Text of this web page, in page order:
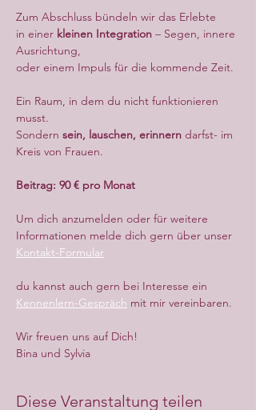
Zum Abschluss bündeln wir das Erlebte
in einer kleinen Integration – Segen, innere
Ausrichtung,
oder einem Impuls für die kommende Zeit.
Ein Raum, in dem du nicht funktionieren
musst.
Sondern sein, lauschen, erinnern darfst- im
Kreis von Frauen.
Beitrag: 90 € pro Monat
Um dich anzumelden oder für weitere
Informationen melde dich gern über unser
Kontakt-Formular
du kannst auch gern bei Interesse ein
Kennenlern-Gespräch mit mir vereinbaren.
Wir freuen uns auf Dich!
Bina und Sylvia
Diese Veranstaltung teilen